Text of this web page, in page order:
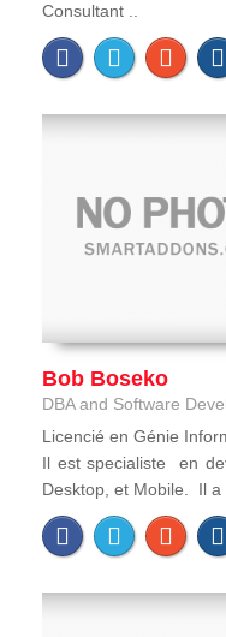
Consultant ..
Bob Boseko
DBA and Software
Licencié en Génie
Il est specialiste en
Desktop, et Mobile. Il a